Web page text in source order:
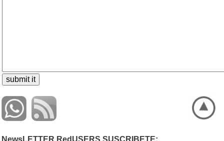
NewsLETTER RedUSERS SUSCRIBETE: